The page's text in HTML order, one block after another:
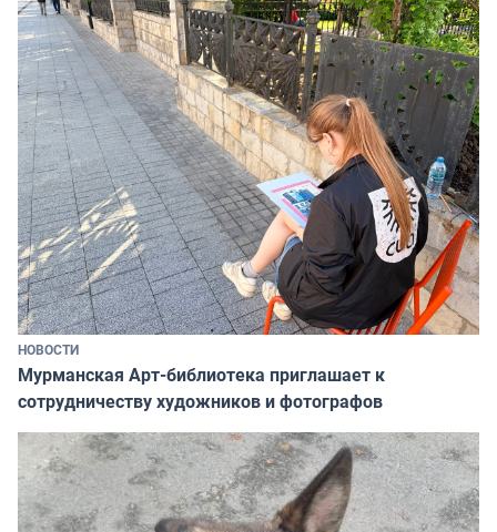
НОВОСТИ
Мурманская Арт-библиотека приглашает к
сотрудничеству художников и фотографов